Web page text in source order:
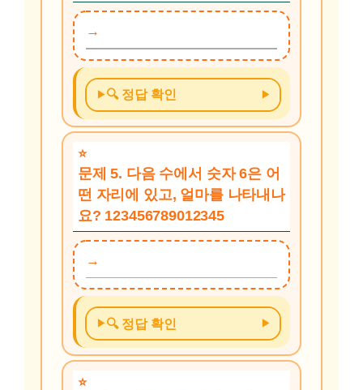
🔍 정답 확인
문제 5. 다음 수에서 숫자 6은 어
떤 자리에 있고, 얼마를 나타내나
요? 123456789012345
🔍 정답 확인